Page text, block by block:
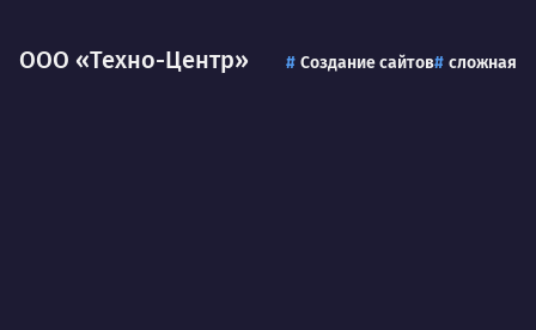
ООО «Техно-Центр» Создание сайтов сложная